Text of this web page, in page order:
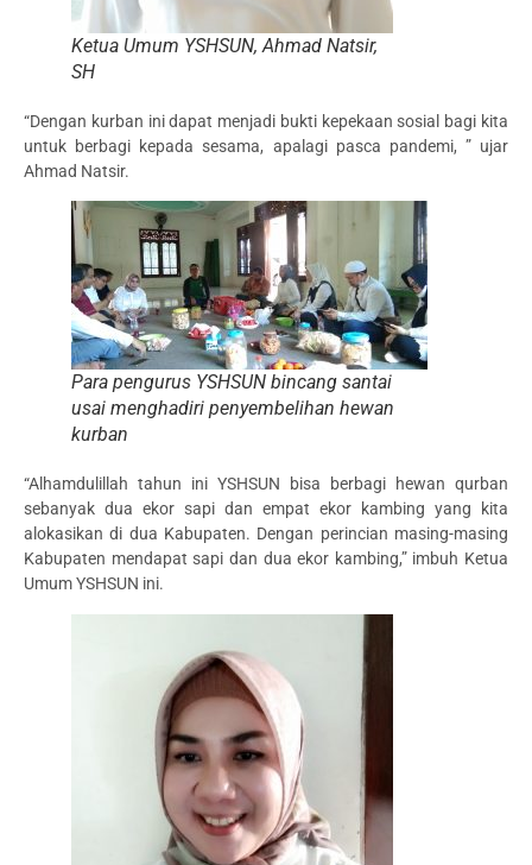
Ketua Umum YSHSUN, Ahmad Natsir,
SH
“Dengan kurban ini dapat menjadi bukti kepekaan sosial bagi kita
untuk berbagi kepada sesama, apalagi pasca pandemi, ” ujar
Ahmad Natsir.
Para pengurus YSHSUN bincang santai
usai menghadiri penyembelihan hewan
kurban
“Alhamdulillah tahun ini YSHSUN bisa berbagi hewan qurban
sebanyak dua ekor sapi dan empat ekor kambing yang kita
alokasikan di dua Kabupaten. Dengan perincian masing-masing
Kabupaten mendapat sapi dan dua ekor kambing,” imbuh Ketua
Umum YSHSUN ini.